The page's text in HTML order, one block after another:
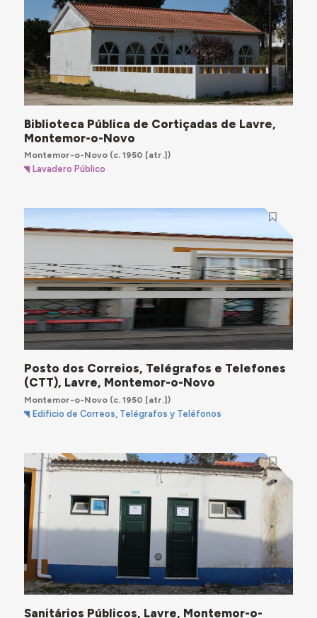
Biblioteca Pública de Cortiçadas de Lavre,
Montemor-o-Novo
Montemor-o-Novo(c. 1950 [atr.])
Lavadero Público
Posto dos Correios, Telégrafos e Telefones
(CTT), Lavre, Montemor-o-Novo
Montemor-o-Novo(c. 1950 [atr.])
Edificio de Correos, Telégrafos y Teléfonos
Sanitários Públicos, Lavre, Montemor-o-